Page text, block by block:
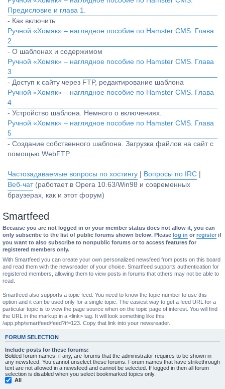
Предисловие и глава 1.
- Как включить
Ручной «Хомяк» – наглядное пособие по Hamster CMS. Глава
2
- О шаблонах и содержимом
Ручной «Хомяк» – наглядное пособие по Hamster CMS. Глава
3
- Доступ к сайту через FTP, редактирование шаблона
Ручной «Хомяк» – наглядное пособие по Hamster CMS. Глава
4
- Устройство шаблона. Немного о включениях.
Ручной «Хомяк» – наглядное пособие по Hamster CMS. Глава
5
- Создание собственного шаблона. Загрузка файлов на сайт с
помощью WebFTP
Частозадаваемые вопросы по хостингу Вопросы по IRC
Веб-чат(работает в Opera 10.63/Win98 и современных
браузерах, как и этот форум)
Smartfeed
Because you are not logged in or your member status does not allow it, you can
only subscribe to the list of public forums shown below. Please log in or register if
you want to also subscribe to nonpublic forums or to access features for
registered members only.
With Smartfeed you can create your own personalized newsfeed from posts on this board
and read them with the newsreader of your choice. Smartfeed supports authentication for
registered members, allowing them to view posts in forums that others may not be able to
read.
Smartfeed also supports a topic feed. You need to know the topic number to use this
option and it can be used only for a single topic. The easiest way to get a feed URL for a
particular topic is to view the page source when on the topic page of interest. You will find
the URL in the markup in a <link> tag. It will look something like this:
/app.php/smartfeed/feed?tf=123. Copy that link into your newsreader.
FORUM SELECTION
Include posts for these forums:
Bolded forum names, if any, are forums that the administrator requires to be shown in
any newsfeed. You cannot unselect these forums. Forum names that have strikethrough
text are not allowed in a newsfeed and cannot be selected. If logged in then all forum
selection is disabled when you select bookmarked topics only.
All